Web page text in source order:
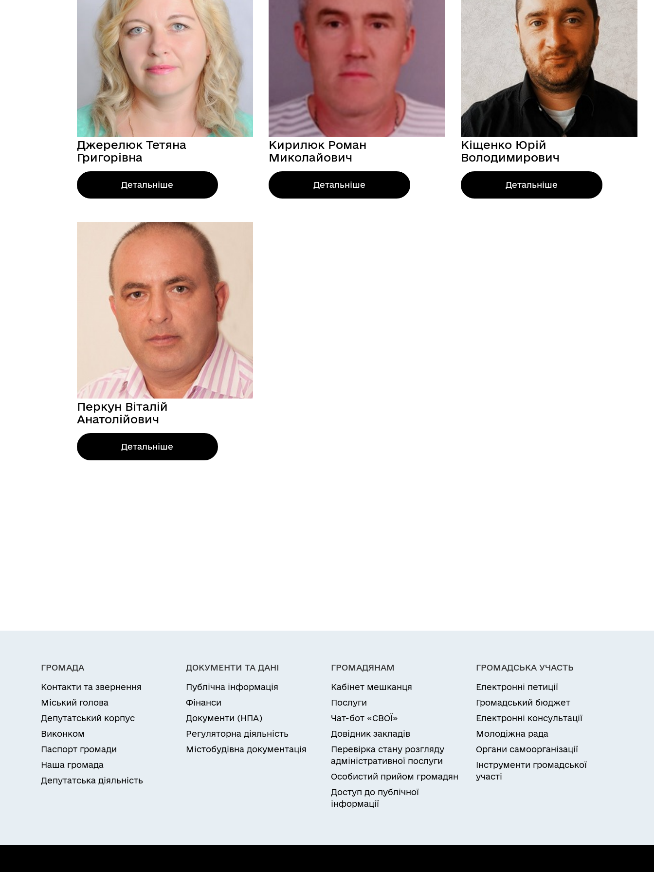
Герої не вмирають
Джерелюк Тетяна
Григорівна
Детальніше
Кирилюк Роман
Миколайович
Детальніше
Кіщенко Юрій
Володимирович
Детальніше
Перкун Віталій
Анатолійович
Детальніше
ГРОМАДА
Контакти та звернення
Міський голова
Депутатський корпус
Виконком
Паспорт громади
Наша громада
Депутатська діяльність
ДОКУМЕНТИ ТА ДАНІ
Публічна інформація
Фінанси
Документи (НПА)
Регуляторна діяльність
Містобудівна документація
ГРОМАДЯНАМ
Кабінет мешканця
Послуги
Чат-бот «СВОЇ»
Довідник закладів
Перевірка стану розгляду
адміністративної послуги
Особистий прийом громадян
Доступ до публічної
інформації
ГРОМАДСЬКА УЧАСТЬ
Електронні петиції
Громадський бюджет
Електронні консультації
Молодіжна рада
Органи самоорганізації
Інструменти громадської
участі